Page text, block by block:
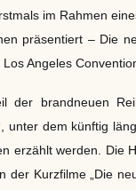
im Rahmen
präsentiert – Die
Angeles
der brandneuen
unter dem künftig
erzählt werden. Die
der Kurzfilme „Die